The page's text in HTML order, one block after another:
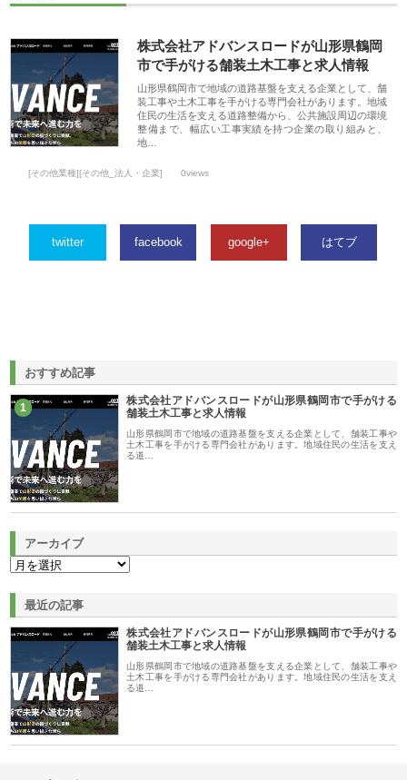
株式会社アドバンスロードが山形県鶴岡
市で手がける舗装土木工事と求人情報
山形県鶴岡市で地域の道路基盤を支える企業として、舗
装工事や土木工事を手がける専門会社があります。地域
住民の生活を支える道路整備から、公共施設周辺の環境
整備まで、幅広い工事実績を持つ企業の取り組みと、
地…
[その他業種][その他_法人・企業] 0views
twitter facebook google+ はてブ
おすすめ記事
1
株式会社アドバンスロードが山形県鶴岡市で手がける
舗装土木工事と求人情報
山形県鶴岡市で地域の道路基盤を支える企業として、舗装工事や
土木工事を手がける専門会社があります。地域住民の生活を支え
る道…
アーカイブ
最近の記事
株式会社アドバンスロードが山形県鶴岡市で手がける
舗装土木工事と求人情報
山形県鶴岡市で地域の道路基盤を支える企業として、舗装工事や
土木工事を手がける専門会社があります。地域住民の生活を支え
る道…